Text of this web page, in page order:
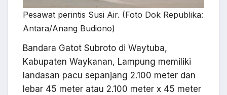
Pesawat perintis Susi Air. (Foto Dok Republika:
Antara/Anang Budiono)
Bandara Gatot Subroto di Waytuba,
Kabupaten Waykanan, Lampung memiliki
landasan pacu sepanjang 2.100 meter dan
lebar 45 meter atau 2.100 meter x 45 meter